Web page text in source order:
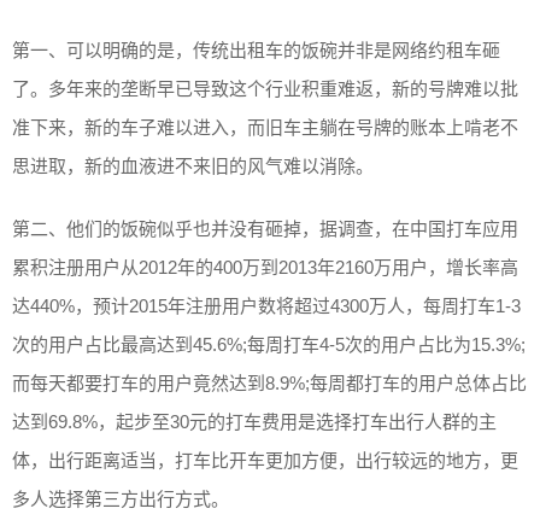
第一、可以明确的是，传统出租车的饭碗并非是网络约租车砸
了。多年来的垄断早已导致这个行业积重难返，新的号牌难以批
准下来，新的车子难以进入，而旧车主躺在号牌的账本上啃老不
思进取，新的血液进不来旧的风气难以消除。
第二、他们的饭碗似乎也并没有砸掉，据调查，在中国打车应用
累积注册用户从2012年的400万到2013年2160万用户，增长率高
达440%，预计2015年注册用户数将超过4300万人，每周打车1-3
次的用户占比最高达到45.6%;每周打车4-5次的用户占比为15.3%;
而每天都要打车的用户竟然达到8.9%;每周都打车的用户总体占比
达到69.8%，起步至30元的打车费用是选择打车出行人群的主
体，出行距离适当，打车比开车更加方便，出行较远的地方，更
多人选择第三方出行方式。